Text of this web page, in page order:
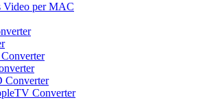
Video per MAC
Converter